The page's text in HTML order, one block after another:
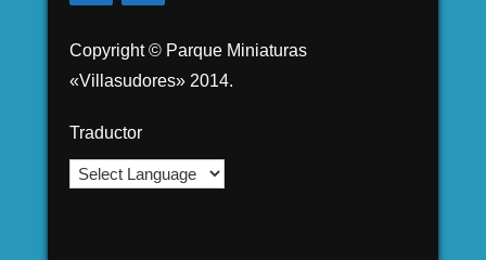
Copyright © Parque Miniaturas
«Villasudores» 2014.
Traductor